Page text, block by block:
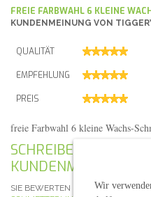
FREIE FARBWAHL 6 KLEINE
KUNDENMEINUNG VON
QUALITÄT
EMPFEHLUNG
PREIS
freie Farbwahl 6 kleine Wachs-
SCHREIBEN SIE IHRE
KUNDENMEINUNG
SIE BEWERTEN DEN ARTIKEL:
Wir